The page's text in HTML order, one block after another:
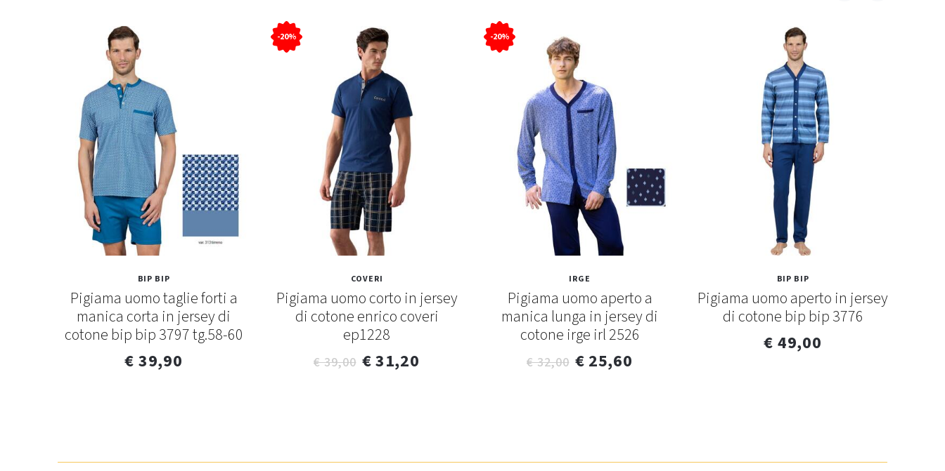
BIP BIP
Pigiama uomo taglie forti a
manica corta in jersey di
cotone bip bip 3797 tg.58-60
€ 39,90
-20%
COVERI
Pigiama uomo corto in jersey
di cotone enrico coveri
ep1228
€ 39,00 € 31,20
-20%
IRGE
Pigiama uomo aperto a
manica lunga in jersey di
cotone irge irl 2526
€ 32,00 € 25,60
BIP BIP
Pigiama uomo aperto in jersey
di cotone bip bip 3776
€ 49,00